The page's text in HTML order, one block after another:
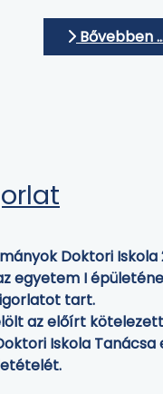
Bővebben
Doktori Iskola
egyetem I
tart.
az előírt
Iskola Tanácsa